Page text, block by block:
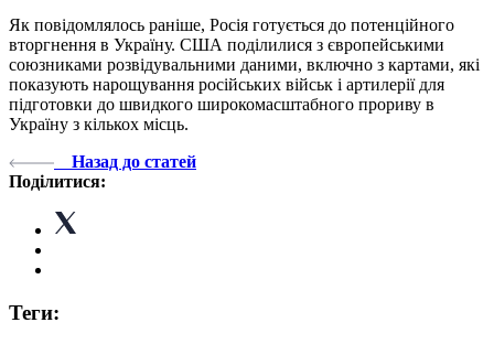
Як повідомлялось раніше, Росія готується до потенційного
вторгнення в Україну. США поділилися з європейськими
союзниками розвідувальними даними, включно з картами, які
показують нарощування російських військ і артилерії для
підготовки до швидкого широкомасштабного прориву в
Україну з кількох місць.
Назад до статей
Поділитися:
Теги: